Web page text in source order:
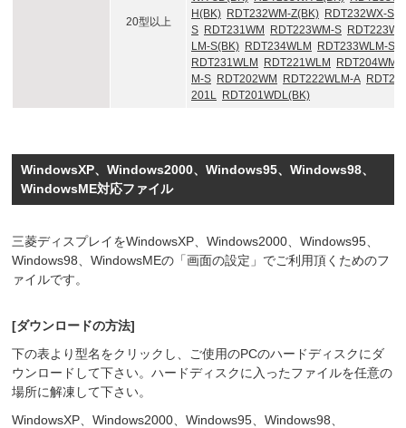
20型以上
H(BK) RDT232WM-Z(BK) RDT232WX-
S RDT231WM RDT223WM-S
LM-S(BK) RDT234WLM
RDT233WLM-
RDT231WLM
RDT221WLM
RDT204WM-
M-S RDT202WM RDT222WLM-A
201L RDT201WDL(BK)
WindowsXP、Windows2000、Windows95、Windows98、
WindowsME対応ファイル
三菱ディスプレイをWindowsXP、Windows2000、Windows95、
Windows98、WindowsMEの「画面の設定」でご利用頂くためのフ
ァイルです。
[ダウンロードの方法]
下の表より型名をクリックし、ご使用のPCのハードディスクにダ
ウンロードして下さい。ハードディスクに入ったファイルを任意の
場所に解凍して下さい。
WindowsXP、Windows2000、Windows95、Windows98、